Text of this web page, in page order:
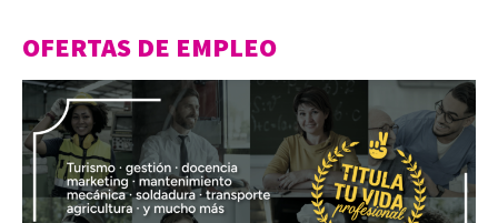
OFERTAS DE EMPLEO